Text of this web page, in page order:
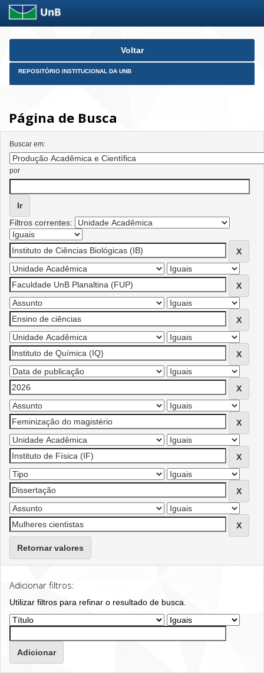
Skip
Voltar
REPOSITÓRIO INSTITUCIONAL DA UNB
Página de Busca
Buscar em:
por
Filtros correntes:
Retornar valores
Adicionar filtros:
Utilizar filtros para refinar o resultado de busca.